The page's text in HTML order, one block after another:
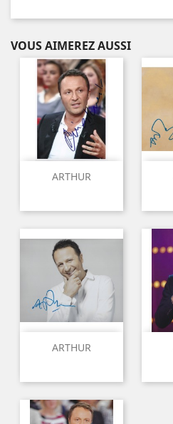
VOUS AIMEREZ AUSSI
ARTHUR
ARTHUR